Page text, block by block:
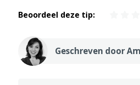
Beoordeel deze tip:
Geschreven door